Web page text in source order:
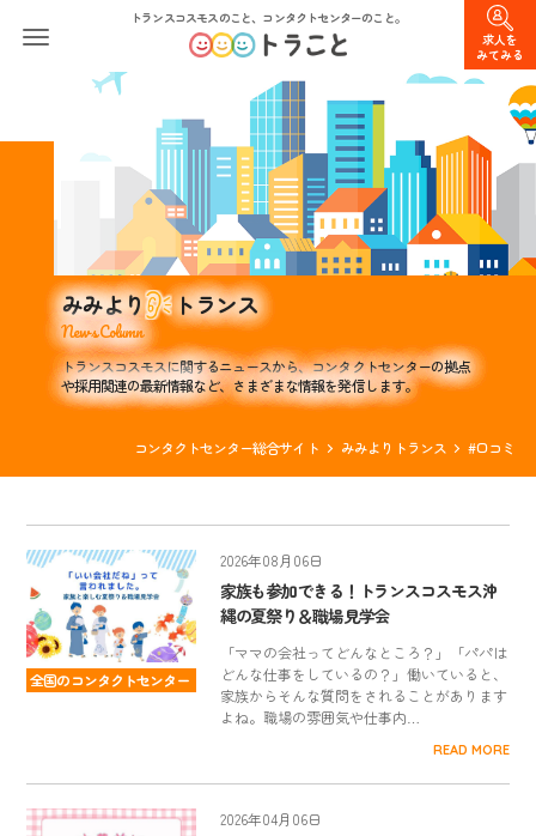
トランスコスモスのこと、コンタクトセンターのこと。
求人を
みてみる
みみより トランス
News Column
トランスコスモスに関するニュースから、コンタクトセンターの拠点
や採用関連の最新情報など、さまざまな情報を発信します。
コンタクトセンター総合サイト みみよりトランス #口コミ
全国のコンタクトセンター
2026年08月06日
家族も参加できる！トランスコスモス沖
縄の夏祭り＆職場見学会
「ママの会社ってどんなところ？」「パパは
どんな仕事をしているの？」働いていると、
家族からそんな質問をされることがあります
よね。職場の雰囲気や仕事内…
READ MORE
2026年04月06日